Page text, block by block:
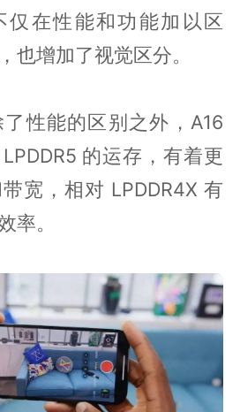
仅在性能和功能加以区
也增加了视觉区分。
性能的区别之外，A16
LPDDR5 的运存，有着更
宽，相对 LPDDR4X 有
率。